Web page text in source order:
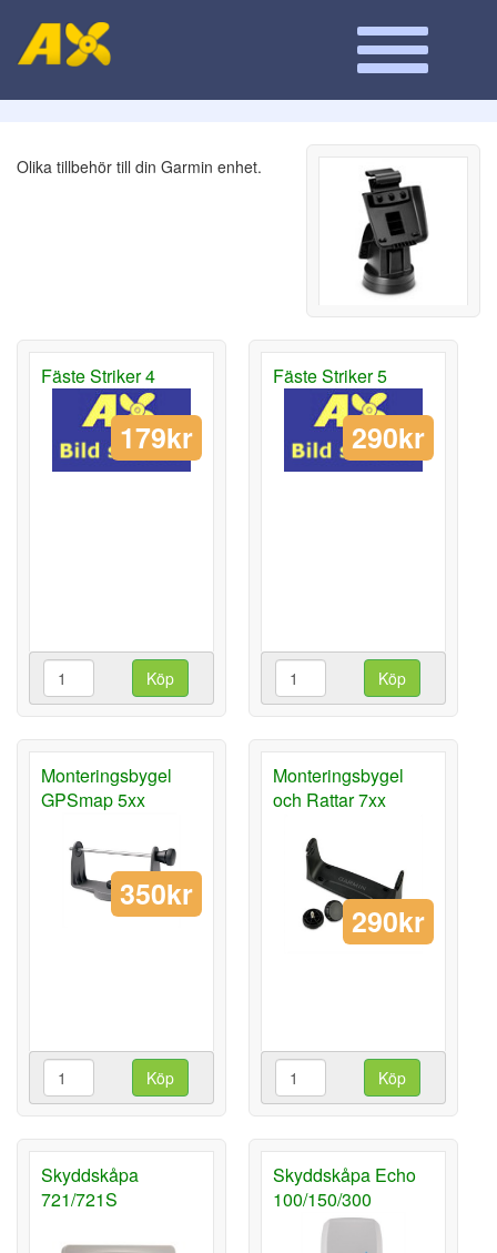
Olika tillbehör till din Garmin enhet.
Fäste Striker 4
179kr
Köp
Fäste Striker 5
290kr
Köp
Monteringsbygel
GPSmap 5xx
350kr
Köp
Monteringsbygel
och Rattar 7xx
290kr
Köp
Skyddskåpa
721/721S
Skyddskåpa Echo
100/150/300